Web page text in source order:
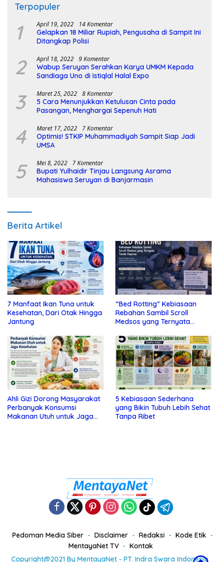
Terpopuler
1 April 19, 2022 14 Komentar
Gelapkan 18 Miliar Rupiah, Pengusaha di Sampit Ini
Ditangkap Polisi
2 April 18, 2022 9 Komentar
Wabup Seruyan Serahkan Karya UMKM Kepada
Sandiaga Uno di Istiqlal Halal Expo
3 Maret 25, 2022 8 Komentar
5 Cara Menunjukkan Ketulusan Cinta pada
Pasangan, Menghargai Sepenuh Hati
4 Maret 17, 2022 7 Komentar
Optimis! STKIP Muhammadiyah Sampit Siap Jadi
UMSA
5 Mei 8, 2022 7 Komentar
Bupati Yulhaidir Tinjau Langsung Asrama
Mahasiswa Seruyan di Banjarmasin
Berita Artikel
7 Manfaat Ikan Tuna untuk
Kesehatan, Dari Otak Hingga
Jantung
“Bed Rotting” Kebiasaan
Rebahan Sambil Scroll
Medsos yang Ternyata
Ahli Gizi Dorong Masyarakat
Perbanyak Konsumsi
Makanan Utuh untuk Jaga
5 Kebiasaan Sederhana
yang Bikin Tubuh Lebih Sehat
Tanpa Ribet
Pedoman Media Siber Disclaimer Redaksi
Kode Etik
MentayaNet TV
Kontak
Copyright@2021 By MentayaNet - PT. Indra Swara Indonesia